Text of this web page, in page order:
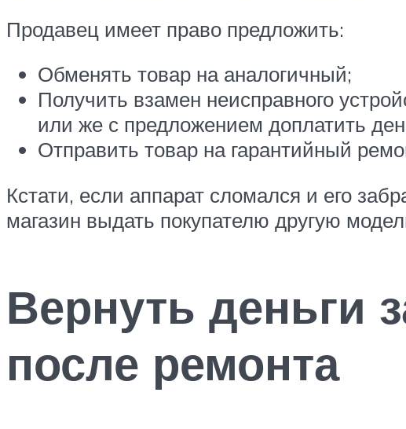
Продавец имеет право предложить:
Обменять товар на аналогичный;
Получить взамен неисправного
или же с предложением доплатить
Отправить товар на гарантийный
Кстати, если аппарат сломался и его
магазин выдать покупателю другую
Вернуть деньги
после ремонта